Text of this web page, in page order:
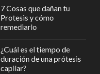
7 Cosas que dañan tu
Protesis y cómo
remediarlo
¿Cuál es el tiempo de
duración de una prótesis
capilar?